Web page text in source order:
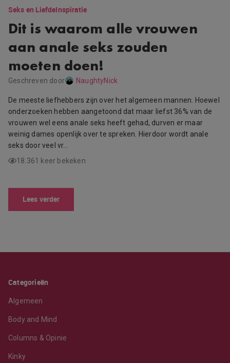
Seks en LiefdeInspiratie
Dit is waarom alle vrouwen
aan anale seks zouden
moeten doen!
Geschreven door NaughtyNick
De meeste liefhebbers zijn over het algemeen mannen. Hoewel
onderzoeken hebben aangetoond dat maar liefst 36% van de
vrouwen wel eens anale seks heeft gehad, durven er maar
weinig dames openlijk over te spreken. Hierdoor wordt anale
seks door veel vr…
18.361 keer bekeken
Lees verder
Categorieën
Algemeen
Body and Mind
Columns & Opinie
Kinky